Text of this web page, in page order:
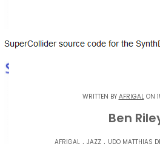
WRITTEN BY AFRIGALON
Ben
AFRIGAL. JAZZ. UDO MATTHIAS